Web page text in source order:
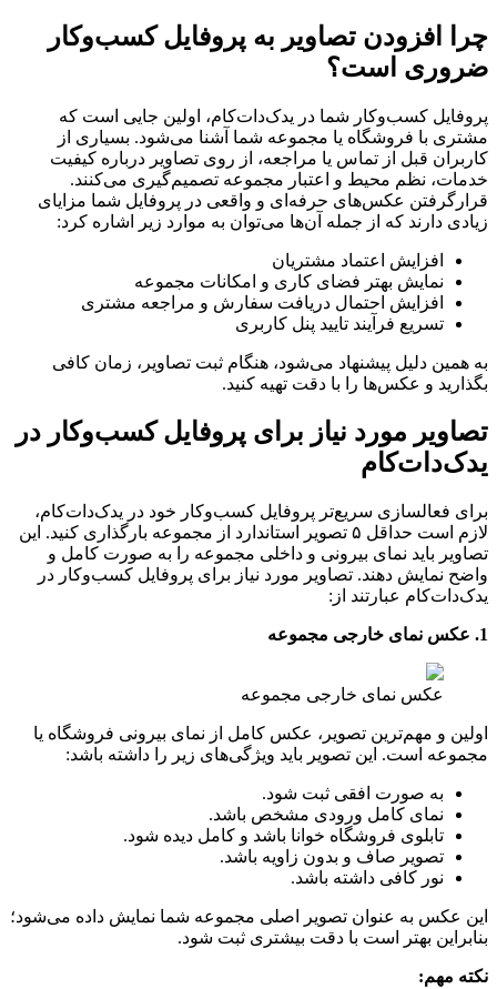
چرا افزودن تصاویر به پروفایل کسب‌وکار
ضروری است؟
پروفایل کسب‌و‌کار شما در یدک‌دات‌کام، اولین جایی است که
مشتری با فروشگاه یا مجموعه شما آشنا می‌شود. بسیاری از
کاربران قبل از تماس یا مراجعه، از روی تصاویر درباره کیفیت
خدمات، نظم محیط و اعتبار مجموعه تصمیم‌گیری می‌کنند.
قرارگرفتن عکس‌های حرفه‌ای و واقعی در پروفایل شما مزایای
زیادی دارند که از جمله آن‌ها می‌توان به موارد زیر اشاره کرد:
افزایش اعتماد مشتریان
نمایش بهتر فضای کاری و امکانات مجموعه
افزایش احتمال دریافت سفارش و مراجعه مشتری
تسریع فرآیند تایید پنل کاربری
به همین دلیل پیشنهاد می‌شود، هنگام ثبت تصاویر، زمان کافی
بگذارید و عکس‌ها را با دقت تهیه کنید.
تصاویر مورد نیاز برای پروفایل کسب‌وکار در
یدک‌دات‌کام
برای فعالسازی سریع‌تر پروفایل کسب‌وکار خود در یدک‌دات‌کام،
لازم است حداقل ۵ تصویر استاندارد از مجموعه بارگذاری کنید. این
تصاویر باید نمای بیرونی و داخلی مجموعه را به ‌صورت کامل و
واضح نمایش دهند. تصاویر مورد نیاز برای پروفایل کسب‌وکار در
یدک‌دات‌کام عبارتند از:
1. عکس نمای خارجی مجموعه
عکس نمای خارجی مجموعه
اولین و مهم‌ترین تصویر، عکس کامل از نمای بیرونی فروشگاه یا
مجموعه است. این تصویر باید ویژگی‌های زیر را داشته باشد:
به‌ صورت افقی ثبت شود.
نمای کامل ورودی مشخص باشد.
تابلوی فروشگاه خوانا باشد و کامل دیده شود.
تصویر صاف و بدون زاویه باشد.
نور کافی داشته باشد.
این عکس به‌ عنوان تصویر اصلی مجموعه شما نمایش داده می‌شود؛
بنابراین بهتر است با دقت بیشتری ثبت شود.
نکته مهم: